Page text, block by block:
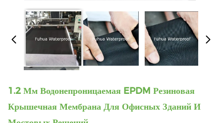
1.2 Мм Водонепроницаемая EPDM Резиновая
Крышечная Мембрана Для Офисных Зданий И